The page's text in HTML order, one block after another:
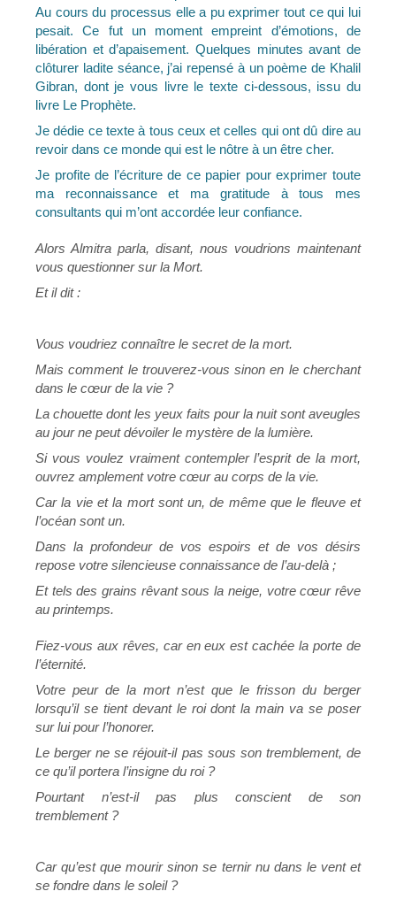
Au cours du processus elle a pu exprimer tout ce qui lui
pesait. Ce fut un moment empreint d’émotions, de
libération et d’apaisement. Quelques minutes avant de
clôturer ladite séance, j’ai repensé à un poème de Khalil
Gibran, dont je vous livre le texte ci-dessous, issu du
livre Le Prophète.
Je dédie ce texte à tous ceux et celles qui ont dû dire au
revoir dans ce monde qui est le nôtre à un être cher.
Je profite de l’écriture de ce papier pour exprimer toute
ma reconnaissance et ma gratitude à tous mes
consultants qui m’ont accordée leur confiance.
Alors Almitra parla, disant, nous voudrions maintenant
vous questionner sur la Mort.
Et il dit :
Vous voudriez connaître le secret de la mort.
Mais comment le trouverez-vous sinon en le cherchant
dans le cœur de la vie ?
La chouette dont les yeux faits pour la nuit sont aveugles
au jour ne peut dévoiler le mystère de la lumière.
Si vous voulez vraiment contempler l’esprit de la mort,
ouvrez amplement votre cœur au corps de la vie.
Car la vie et la mort sont un, de même que le fleuve et
l’océan sont un.
Dans la profondeur de vos espoirs et de vos désirs
repose votre silencieuse connaissance de l’au-delà ;
Et tels des grains rêvant sous la neige, votre cœur rêve
au printemps.
Fiez-vous aux rêves, car en eux est cachée la porte de
l’éternité.
Votre peur de la mort n’est que le frisson du berger
lorsqu’il se tient devant le roi dont la main va se poser
sur lui pour l’honorer.
Le berger ne se réjouit-il pas sous son tremblement, de
ce qu’il portera l’insigne du roi ?
Pourtant n’est-il pas plus conscient de son
tremblement ?
Car qu’est que mourir sinon se ternir nu dans le vent et
se fondre dans le soleil ?